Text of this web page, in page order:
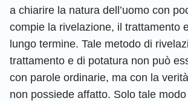
a chiarire la natura dell’uomo con
compie la rivelazione, il trattamento
lungo termine. Tale metodo di
trattamento e di potatura non può
con parole ordinarie, ma con la
non possiede affatto. Solo tale